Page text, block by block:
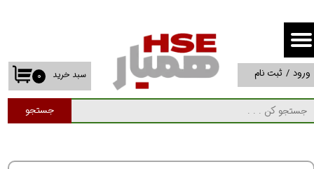
جستجو
۰ سبد خرید ورود / ثبت نام
حساب کاربری من
تغییر گذر واژه
سفارشات